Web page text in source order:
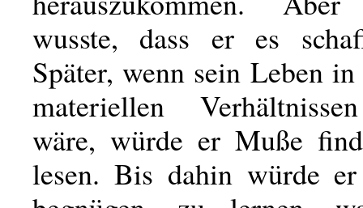
wusste, dass er es
Später, wenn sein Leben
materiellen
wäre, würde er Muße
lesen. Bis dahin würde